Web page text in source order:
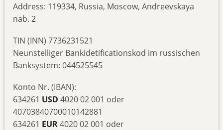
Address: 119334, Russia, Moscow, Andreevskaya
nab. 2
TIN (INN) 7736231521
Neunstelliger Bankidetificationskod im russischen
Banksystem: 044525545
Konto Nr. (IBAN):
634261 USD 4020 02 001 oder
40703840700010142881
634261 EUR4020 02 001 oder